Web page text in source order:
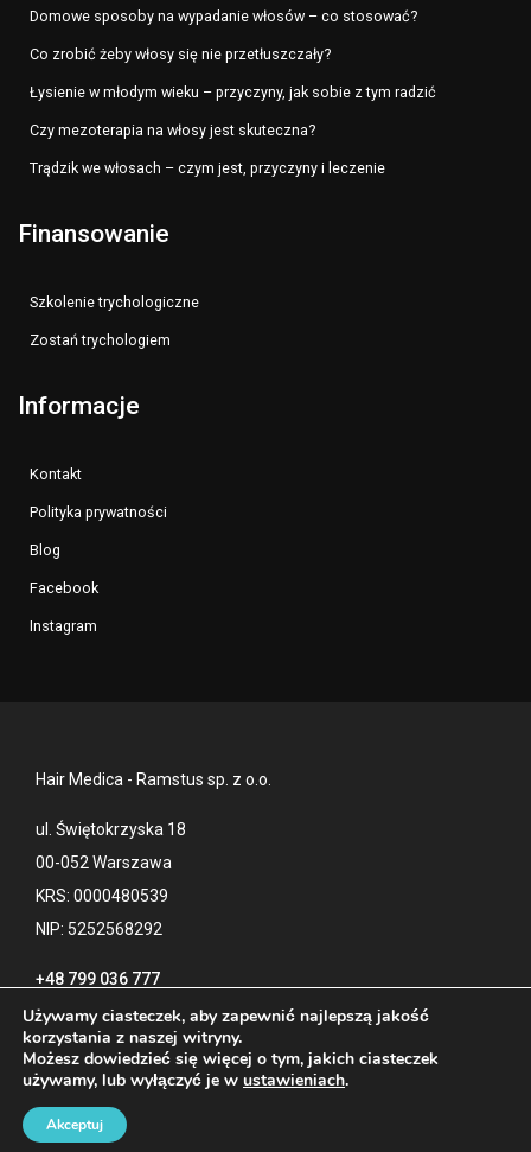
Domowe sposoby na wypadanie włosów – co stosować?
Co zrobić żeby włosy się nie przetłuszczały?
Łysienie w młodym wieku – przyczyny, jak sobie z tym radzić
Czy mezoterapia na włosy jest skuteczna?
Trądzik we włosach – czym jest, przyczyny i leczenie
Finansowanie
Szkolenie trychologiczne
Zostań trychologiem
Informacje
Kontakt
Polityka prywatności
Blog
Facebook
Instagram
Hair Medica - Ramstus sp. z o.o.
ul. Świętokrzyska 18
00-052 Warszawa
KRS: 0000480539
NIP: 5252568292
+48 799 036 777
Kontakt Polityka prywatności
Blog
Używamy ciasteczek, aby zapewnić najlepszą jakość
korzystania z naszej witryny.
Możesz dowiedzieć się więcej o tym, jakich ciasteczek
używamy, lub wyłączyć je w ustawieniach.
Akceptuj